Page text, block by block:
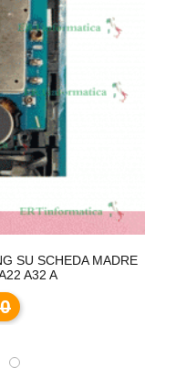
SU SCHEDA MADRE
A32 A